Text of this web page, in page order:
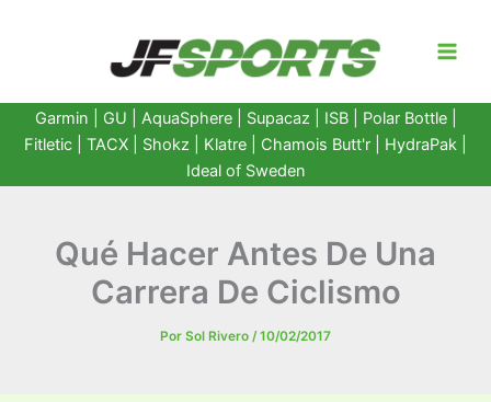
Garmin GU AquaSphere| Supacaz | ISB | Polar Bottle|
Fitletic
TACX Shokz Klatre Chamois Butt'r HydraPak
Ideal of Sweden
Qué Hacer Antes De Una
Carrera De Ciclismo
Por Sol Rivero /10/02/2017